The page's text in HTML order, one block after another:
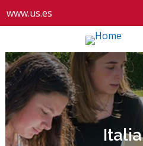
www.us.es